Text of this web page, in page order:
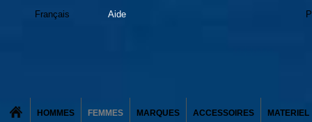
Français Aide
HOMMES FEMMES MARQUES ACCESSOIRES MATERIEL